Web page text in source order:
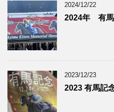
2024/12/22
2024年 有
2023/12/23
2023 有馬記